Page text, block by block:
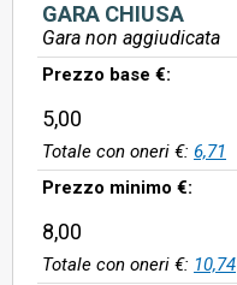
GARA CHIUSA
Gara non aggiudicata
Prezzo base €:
5,00
Totale con oneri €: 6,71
Prezzo minimo €:
8,00
Totale con oneri €: 10,74